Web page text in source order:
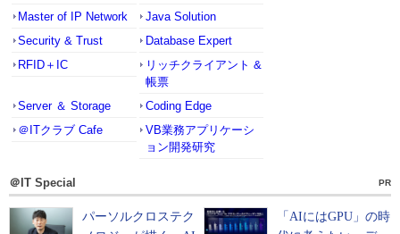
Master of IP Network
Java Solution
Security & Trust
Database Expert
RFID＋IC
リッチクライアント &
帳票
Server ＆ Storage
Coding Edge
＠ITクラブ Cafe
VB業務アプリケーシ
ョン開発研究
＠IT Special PR